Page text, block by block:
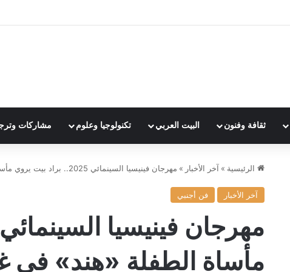
ثقافة وفنون البيت العربي تكنولوجيا وعلوم مشاركات
الرئيسية » آخر الأخبار » مهرجان فينيسيا السينمائي 2025.. براد بيت يروي مأساة الطفلة «هند» في غزة
آخر الأخبار فن أجنبي
مأساة الطفلة «هند» في